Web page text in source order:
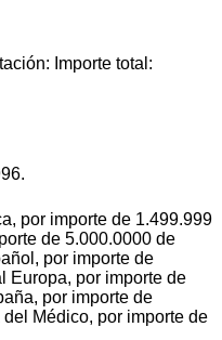
Importe total:
por importe de 1.499.999
de 5.000.0000 de
por importe de
Europa, por importe de
por importe de
Médico, por importe de